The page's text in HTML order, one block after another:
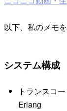
以下、私のメモ
システム構成
トランスコ
Erlang